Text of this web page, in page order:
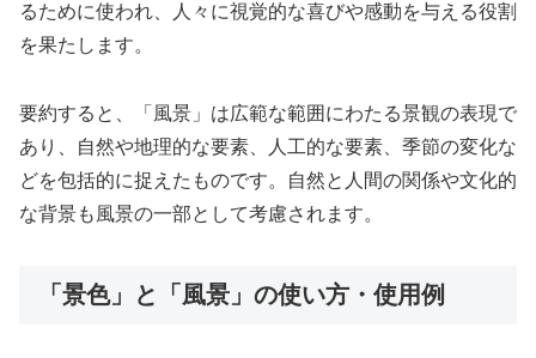
るために使われ、人々に視覚的な喜びや感動を与える役割
を果たします。
要約すると、「風景」は広範な範囲にわたる景観の表現で
あり、自然や地理的な要素、人工的な要素、季節の変化な
どを包括的に捉えたものです。自然と人間の関係や文化的
な背景も風景の一部として考慮されます。
「景色」と「風景」の使い方・使用例